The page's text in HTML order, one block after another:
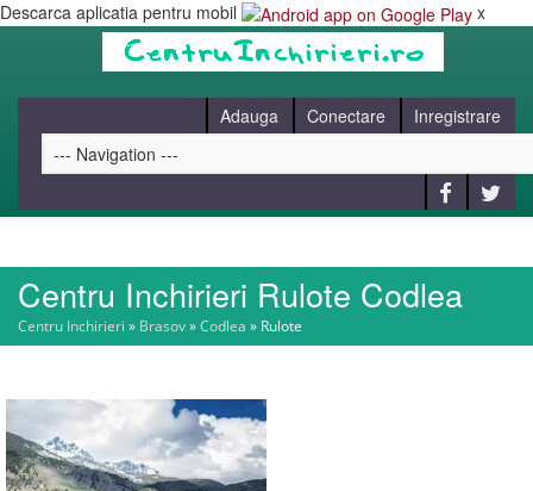
Descarca aplicatia pentru mobil x
Adauga Conectare Inregistrare
HOME
BLOG
Centru Inchirieri Rulote Codlea
Centru Inchirieri » Brasov»Codlea » Rulote